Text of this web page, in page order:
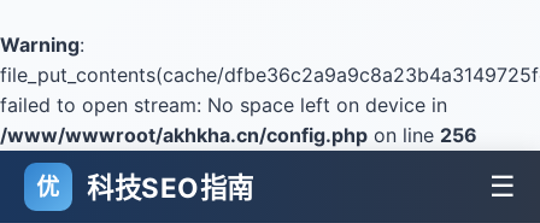
Warning:
file_put_contents(cache/
failed to open stream: No space left on device in
/www/wwwroot/akhkha.cn/config.php on line 256
优 科技SEO指南 ☰